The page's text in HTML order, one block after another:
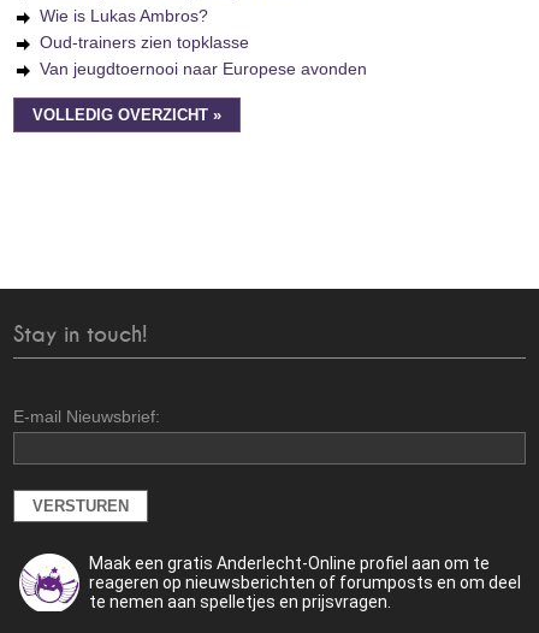
Wie is Lukas Ambros?
Oud-trainers zien topklasse
Van jeugdtoernooi naar Europese avonden
VOLLEDIG OVERZICHT »
Stay in touch!
E-mail Nieuwsbrief:
Maak een gratis Anderlecht-Online profiel aan om te
reageren op nieuwsberichten of forumposts en om deel
te nemen aan spelletjes en prijsvragen.